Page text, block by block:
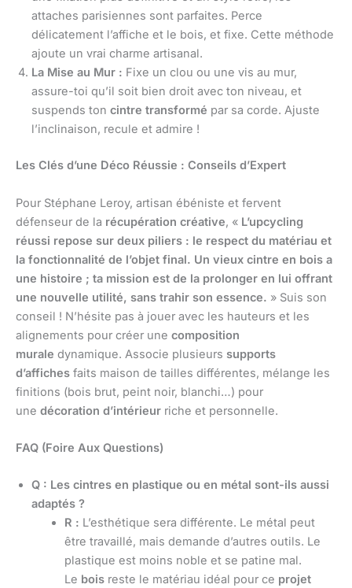
attaches parisiennes sont parfaites. Perce
délicatement l’affiche et le bois, et fixe. Cette méthode
ajoute un vrai charme artisanal.
La Mise au Mur : Fixe un clou ou une vis au mur,
assure-toi qu’il soit bien droit avec ton niveau, et
suspends ton cintre transformé par sa corde. Ajuste
l’inclinaison, recule et admire !
Les Clés d’une Déco Réussie : Conseils d’Expert
Pour Stéphane Leroy, artisan ébéniste et fervent
défenseur de la récupération créative, « L’upcycling
réussi repose sur deux piliers : le respect du matériau et
la fonctionnalité de l’objet final. Un vieux cintre en bois a
une histoire ; ta mission est de la prolonger en lui offrant
une nouvelle utilité, sans trahir son essence. » Suis son
conseil ! N’hésite pas à jouer avec les hauteurs et les
alignements pour créer une composition
murale dynamique. Associe plusieurs supports
d’affiches faits maison de tailles différentes, mélange les
finitions (bois brut, peint noir, blanchi…) pour
une décoration d’intérieur riche et personnelle.
FAQ (Foire Aux Questions)
Q : Les cintres en plastique ou en métal sont-ils aussi
adaptés ?
R : L’esthétique sera différente. Le métal peut
être travaillé, mais demande d’autres outils. Le
plastique est moins noble et se patine mal.
Le boisreste le matériau idéal pour ce projet